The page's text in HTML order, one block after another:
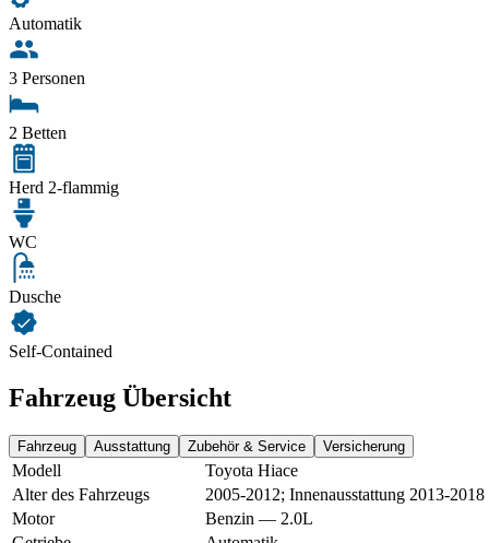
Automatik
3 Personen
2 Betten
Herd 2-flammig
WC
Dusche
Self-Contained
Fahrzeug Übersicht
Fahrzeug Ausstattung Zubehör & Service Versicherung
Modell
Toyota Hiace
Alter des Fahrzeugs
2005-2012; Innenausstattung 2013-2018
Motor
Benzin — 2.0L